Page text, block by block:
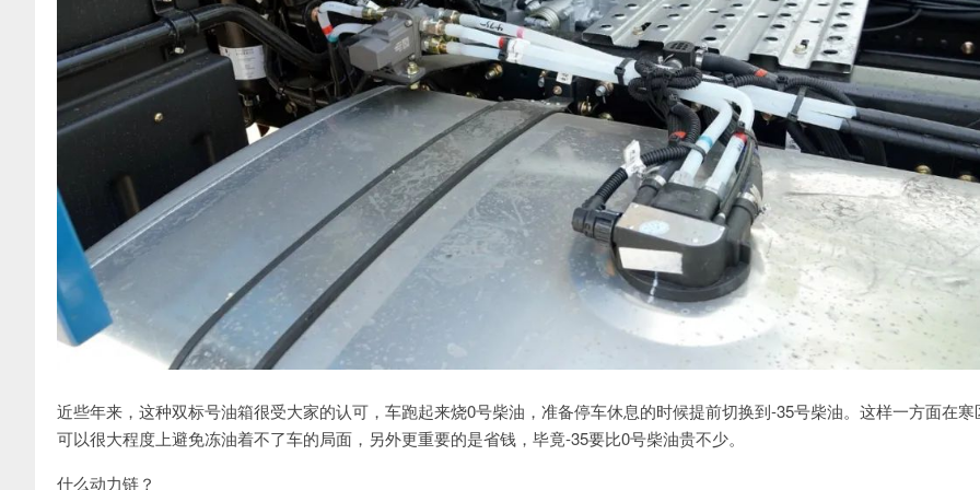
近些年来，这种双标号油箱很受大家的认可，车跑起来烧0号柴油，准备停车休息的时候提前切换到-35号柴油。这样一方面在寒
可以很大程度上避免冻油着不了车的局面，另外更重要的是省钱，毕竟-35要比0号柴油贵不少。
什么动力链？